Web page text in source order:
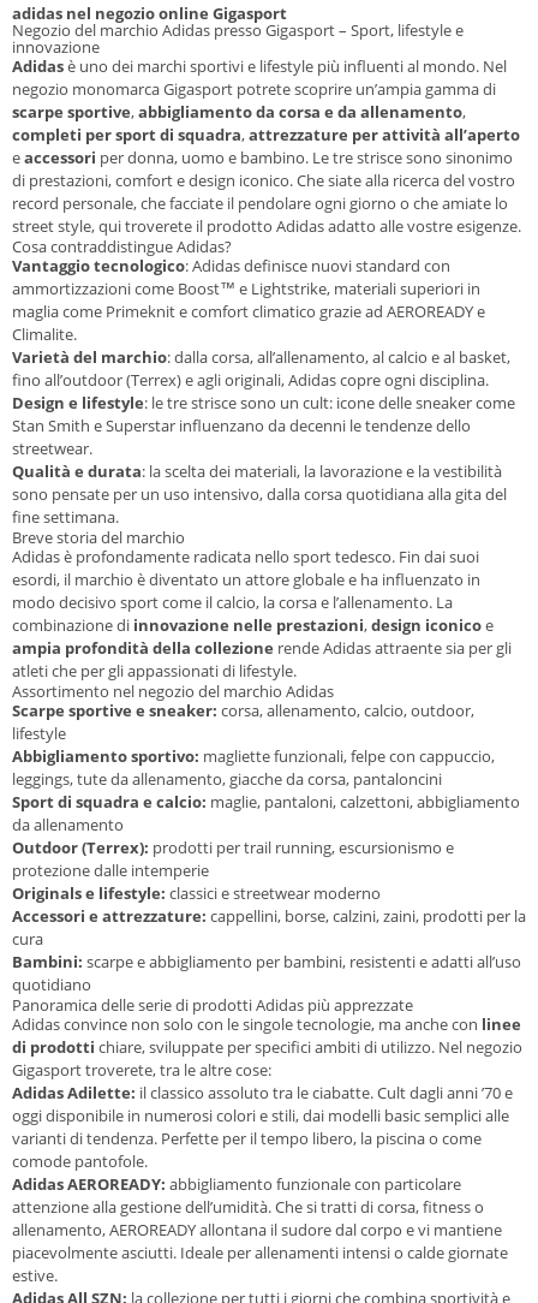
adidas nel negozio online Gigasport
Negozio del marchio Adidas presso Gigasport – Sport, lifestyle e
innovazione
Adidasè uno dei marchi sportivi e lifestyle più influenti al mondo. Nel
negozio monomarca Gigasport potrete scoprire un’ampia gamma di
scarpe sportive,abbigliamento da corsa e da allenamento,
completi per sport di squadra,attrezzature per attività all’aperto
eaccessori per donna, uomo e bambino. Le tre strisce sono sinonimo
di prestazioni, comfort e design iconico. Che siate alla ricerca del vostro
record personale, che facciate il pendolare ogni giorno o che amiate lo
street style, qui troverete il prodotto Adidas adatto alle vostre esigenze.
Cosa contraddistingue Adidas?
Vantaggio tecnologico: Adidas definisce nuovi standard con
ammortizzazioni come Boost™ e Lightstrike, materiali superiori in
maglia come Primeknite comfort climatico grazie ad AEROREADYe
Climalite.
Varietà del marchio: dallacorsa,all’allenamento,al calcio eal basket,
fino all’outdoor (Terrex)eagli originali, Adidas copre ogni disciplina.
Design e lifestyle: le tre strisce sono un cult: icone delle sneaker come
Stan Smith eSuperstar influenzano da decenni le tendenze dello
streetwear.
Qualità e durata: la scelta dei materiali, la lavorazione e la vestibilità
sono pensate per un uso intensivo, dalla corsa quotidiana alla gita del
fine settimana.
Breve storia del marchio
Adidas è profondamente radicata nello sport tedesco. Fin dai suoi
esordi, il marchio è diventato un attore globale e ha influenzato in
modo decisivo sport come il calcio, la corsa e l’allenamento. La
combinazione di innovazione nelle prestazioni,design iconicoe
ampia profondità della collezione rende Adidas attraente sia per gli
atleti che per gli appassionati di lifestyle.
Assortimento nel negozio del marchio Adidas
Scarpe sportive e sneaker: corsa, allenamento, calcio, outdoor,
lifestyle
Abbigliamento sportivo: magliette funzionali, felpe con cappuccio,
leggings, tute da allenamento, giacche da corsa, pantaloncini
Sport di squadra e calcio: maglie, pantaloni, calzettoni, abbigliamento
da allenamento
Outdoor (Terrex): prodotti per trail running, escursionismo e
protezione dalle intemperie
Originals e lifestyle: classici e streetwear moderno
Accessori e attrezzature: cappellini, borse, calzini, zaini, prodotti per la
cura
Bambini: scarpe e abbigliamento per bambini, resistenti e adatti all’uso
quotidiano
Panoramica delle serie di prodotti Adidas più apprezzate
Adidas convince non solo con le singole tecnologie, ma anche con linee
di prodotti chiare, sviluppate per specifici ambiti di utilizzo. Nel negozio
Gigasport troverete, tra le altre cose:
Adidas Adilette: il classico assoluto tra le ciabatte. Cult dagli anni ’70 e
oggi disponibile in numerosi colori e stili, dai modelli basic semplici alle
varianti di tendenza. Perfette per il tempo libero, la piscina o come
comode pantofole.
Adidas AEROREADY: abbigliamento funzionale con particolare
attenzione alla gestione dell’umidità. Che si tratti di corsa, fitness o
allenamento, AEROREADY allontana il sudore dal corpo e vi mantiene
piacevolmente asciutti. Ideale per allenamenti intensi o calde giornate
estive.
Adidas All SZN: la collezione per tutti i giorni che combina sportività e